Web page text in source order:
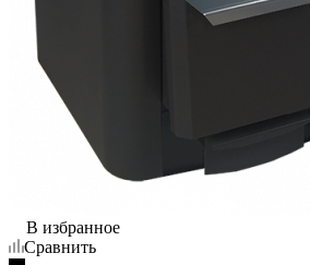
В избранное
Сравнить